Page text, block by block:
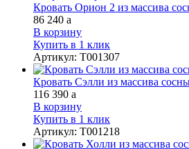
Кровать Орион 2 из массива
86 240 a
В корзину
Купить в 1 клик
Артикул: Т001307
Кровать Сэлли из массива
116 390 a
В корзину
Купить в 1 клик
Артикул: Т001218